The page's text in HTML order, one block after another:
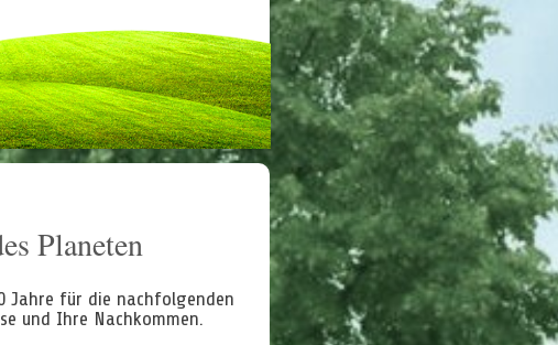
Planeten
Jahre für die nachfolgenden
und Ihre Nachkommen.